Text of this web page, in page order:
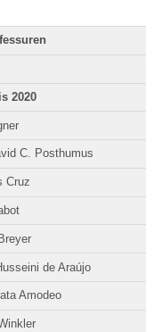
2020
C. Posthumus
Cruz
de Araújo
Amodeo